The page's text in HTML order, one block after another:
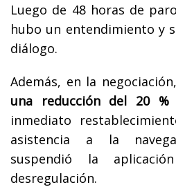
Luego de 48 horas de
hubo un entendimiento y
diálogo.
Además, en la
una reducción del 20
inmediato
asistencia a la
suspendió la
desregulación.